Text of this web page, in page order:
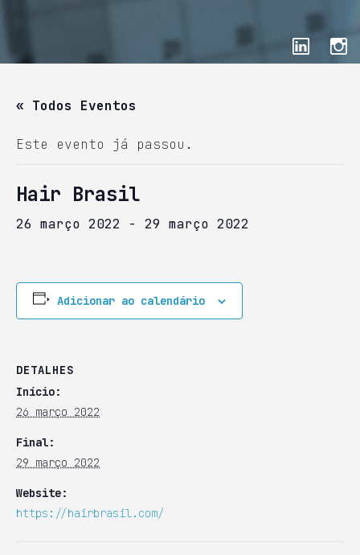
« Todos Eventos
Este evento já passou.
Hair Brasil
26 março 2022 - 29 março 2022
Adicionar ao calendário
DETALHES
Início:
26 março 2022
Final:
29 março 2022
Website:
https://hairbrasil.com/